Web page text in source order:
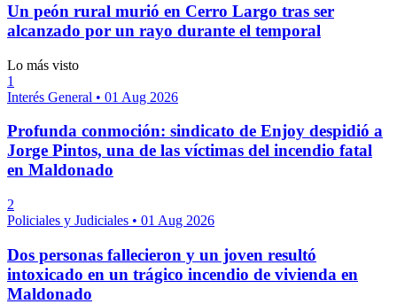
Un peón rural murió en Cerro Largo tras ser
alcanzado por un rayo durante el temporal
Lo más visto
1
Interés General • 01 Aug 2026
Profunda conmoción: sindicato de Enjoy despidió a
Jorge Pintos, una de las víctimas del incendio fatal
en Maldonado
2
Policiales y Judiciales • 01 Aug 2026
Dos personas fallecieron y un joven resultó
intoxicado en un trágico incendio de vivienda en
Maldonado